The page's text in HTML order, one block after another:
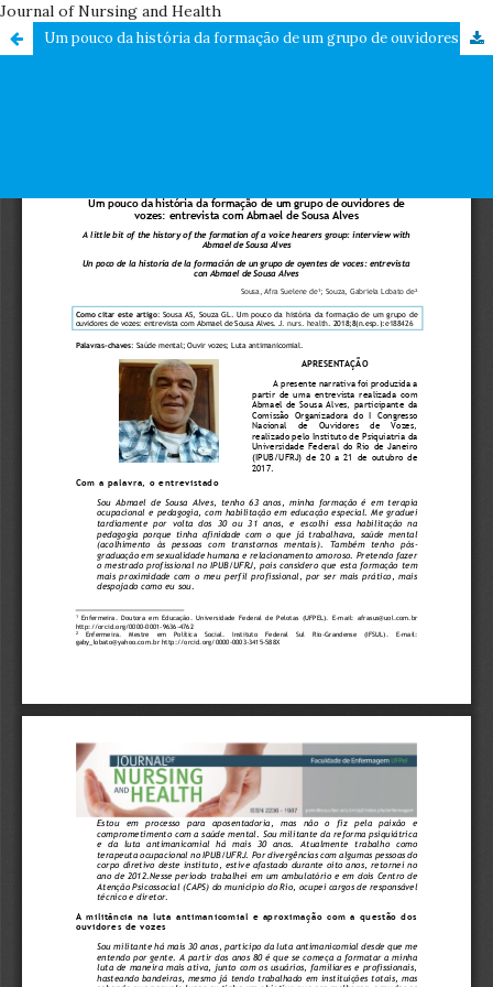
Journal of Nursing and Health
Um pouco da história da formação de um grupo de ouvidores de vozes: entrevista com Abmael de Sousa Alves